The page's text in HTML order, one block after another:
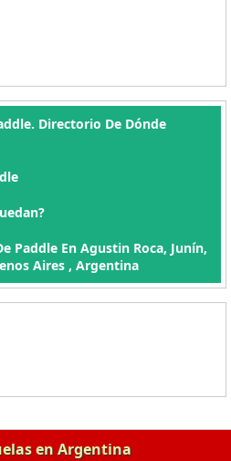
Directorio De Dónde
Paddle En Agustin Roca, Junín,
Aires , Argentina
en Argentina